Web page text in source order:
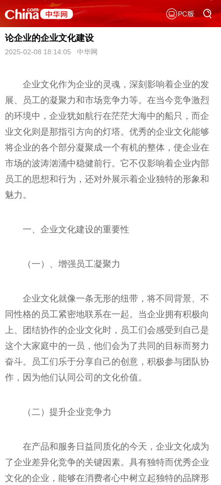
论企业的企业文化建设
2025-02-08 18:14:05 中华网
企业文化作为企业的灵魂，深刻影响着企业的发
展、员工的凝聚力和市场竞争力等。在当今竞争激烈
的环境中，企业犹如航行在茫茫大海中的船只，而企
业文化则是那指引方向的灯塔。优秀的企业文化能够
将企业的各个部分凝聚成一个有机的整体，使企业在
市场的波涛汹涌中稳健前行。它不仅影响着企业内部
员工的思想和行为，还对外展示着企业独特的形象和
魅力。
一、企业文化建设的重要性
（一）、增强员工凝聚力
企业文化就像一条无形的纽带，将不同背景、不
同性格的员工紧密地联系在一起。当企业拥有积极向
上、团结协作的企业文化时，员工们会感受到自己是
这个大家庭中的一员，他们会为了共同的目标而努力
奋斗。员工们乐于分享自己的创意，积极参与团队协
作，因为他们认同公司的文化价值。
（二）提升企业竞争力
在产品和服务日益同质化的今天，企业文化成为
了企业差异化竞争的关键因素。具有独特而优秀企业
文化的企业，能够在消费者心中树立起独特的品牌形